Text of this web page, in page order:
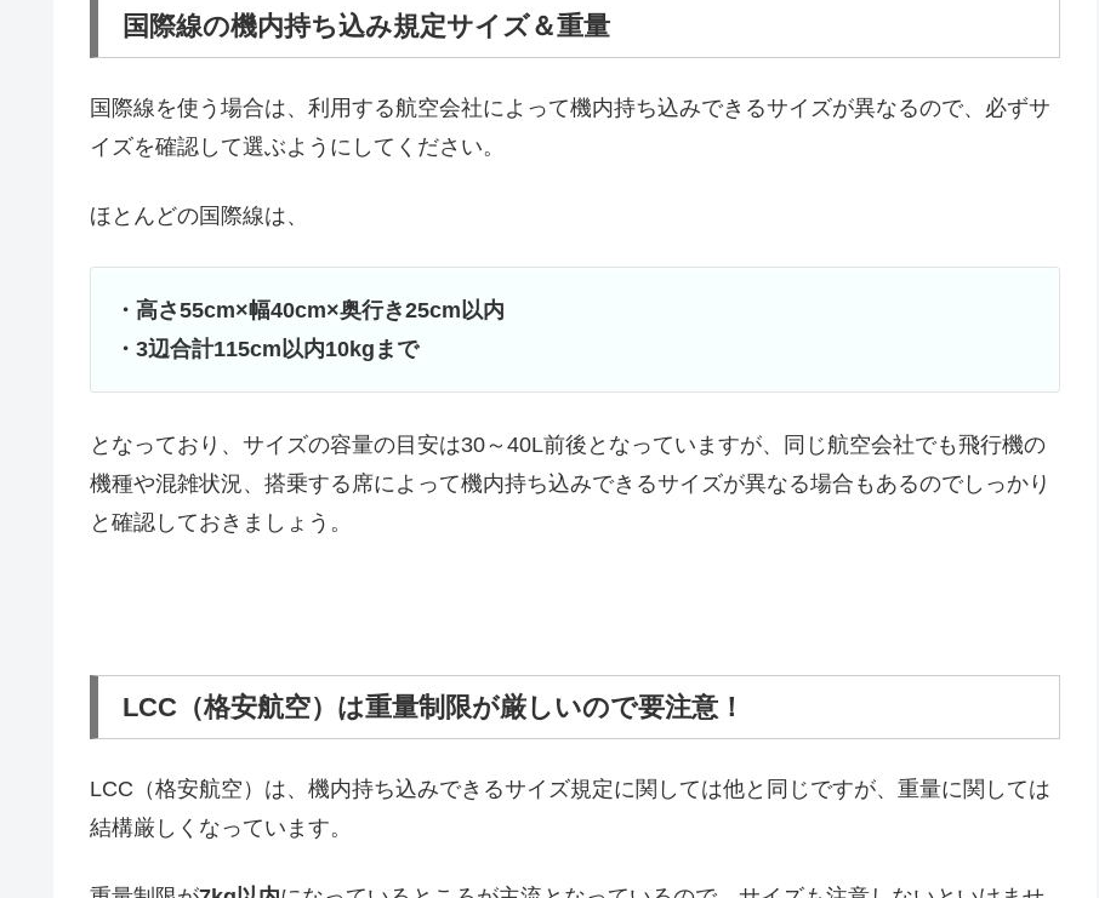
国際線の機内持ち込み規定サイズ＆重量
国際線を使う場合は、利用する航空会社によって機内持ち込みできるサイズが異なるので、必ずサ
イズを確認して選ぶようにしてください。
ほとんどの国際線は、
・高さ55cm×幅40cm×奥行き25cm以内
・3辺合計115cm以内10kgまで
となっており、サイズの容量の目安は30～40L前後となっていますが、同じ航空会社でも飛行機の
機種や混雑状況、搭乗する席によって機内持ち込みできるサイズが異なる場合もあるのでしっかり
と確認しておきましょう。
LCC（格安航空）は重量制限が厳しいので要注意！
LCC（格安航空）は、機内持ち込みできるサイズ規定に関しては他と同じですが、重量に関しては
結構厳しくなっています。